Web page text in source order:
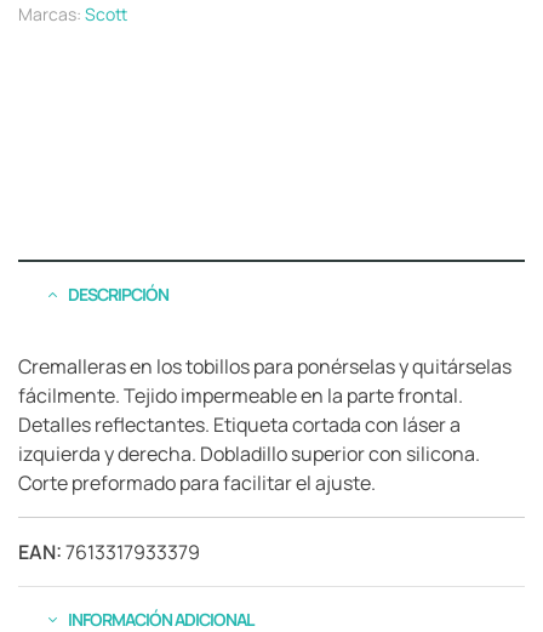
Marcas: Scott
DESCRIPCIÓN
Cremalleras en los tobillos para ponérselas y quitárselas
fácilmente. Tejido impermeable en la parte frontal.
Detalles reflectantes. Etiqueta cortada con láser a
izquierda y derecha. Dobladillo superior con silicona.
Corte preformado para facilitar el ajuste.
EAN:7613317933379
INFORMACIÓN ADICIONAL